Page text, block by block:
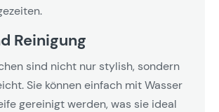
Reinigung
sind nicht nur stylish, sondern
Sie können einfach mit Wasser
gereinigt werden, was sie ideal